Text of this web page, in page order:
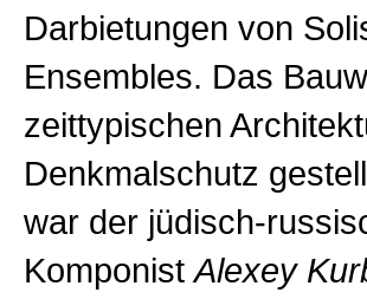
Darbietungen von
Ensembles. Das
zeittypischen
Denkmalschutz
war der jüdisch-
KomponistAlexey